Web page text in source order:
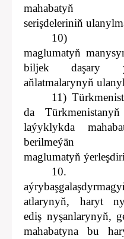
serişdeleriniň
10)
maglumatyň
biljek daşary
aňlatmalarynyň
11)
da
laýyklykda
maglumatyň
10.
atlarynyň, haryt
ediş nyşanlarynyň,
mahabatyna bu